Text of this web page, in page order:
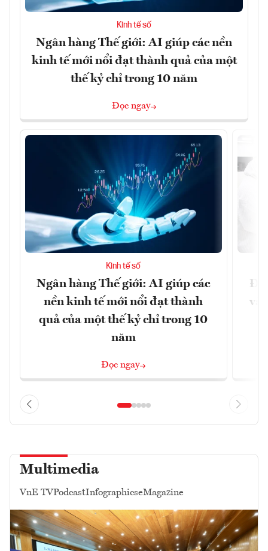
Kinh tế số
Ngân hàng Thế giới: AI giúp các nền
kinh tế mới nổi đạt thành quả của một
thế kỷ chỉ trong 10 năm
Đọc ngay
Kinh tế số
Ngân hàng Thế giới: AI giúp các
nền kinh tế mới nổi đạt thành
quả của một thế kỷ chỉ trong 10
năm
Đọc ngay
Multimedia
VnE TVPodcastInfographicseMagazine